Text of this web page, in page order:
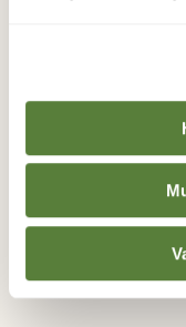
Vesimyyrä
Valokuvaaja: Olli